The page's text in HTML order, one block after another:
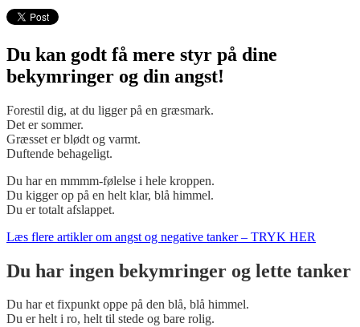
Du kan godt få mere styr på dine
bekymringer og din angst!
Forestil dig, at du ligger på en græsmark.
Det er sommer.
Græsset er blødt og varmt.
Duftende behageligt.
Du har en mmmm-følelse i hele kroppen.
Du kigger op på en helt klar, blå himmel.
Du er totalt afslappet.
Læs flere artikler om angst og negative tanker – TRYK HER
Du har ingen bekymringer og lette tanker
Du har et fixpunkt oppe på den blå, blå himmel.
Du er helt i ro, helt til stede og bare rolig.